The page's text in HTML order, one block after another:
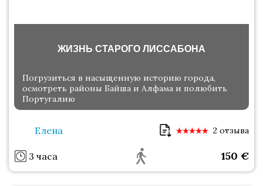
ЖИЗНЬ СТАРОГО ЛИССАБОНА
Погрузиться в насыщенную историю города,
осмотреть районы Байша и Алфама и полюбить
Португалию
Елена 2 отзыва
3 часа 150 €